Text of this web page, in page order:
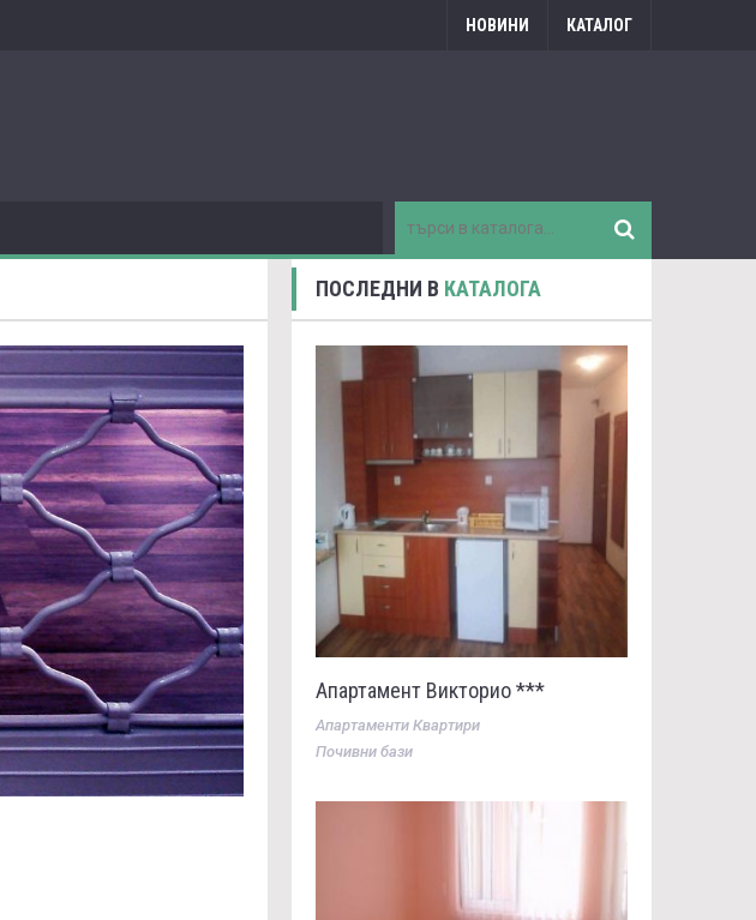
НОВИНИ КАТАЛОГ
ПОСЛЕДНИ В КАТАЛОГА
Апартамент Викторио ***
Апартаменти Квартири
Почивни бази